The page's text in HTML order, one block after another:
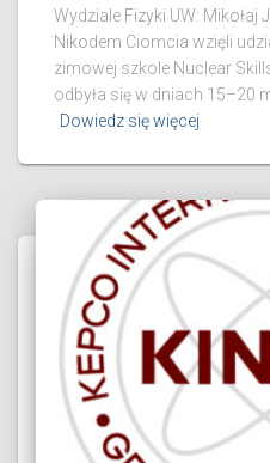
Wydziale Fizyki UW: Mikołaj
Nikodem Ciomcia wzięli
zimowej szkole Nuclear
odbyła się w dniach 15–20
Dowiedz się więcej